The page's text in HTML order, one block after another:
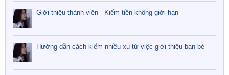
Giới thiệu thành viên - Kiếm tiền không giới hạn
Hướng dẫn cách kiếm nhiều xu từ việc giới thiệu bạn bè